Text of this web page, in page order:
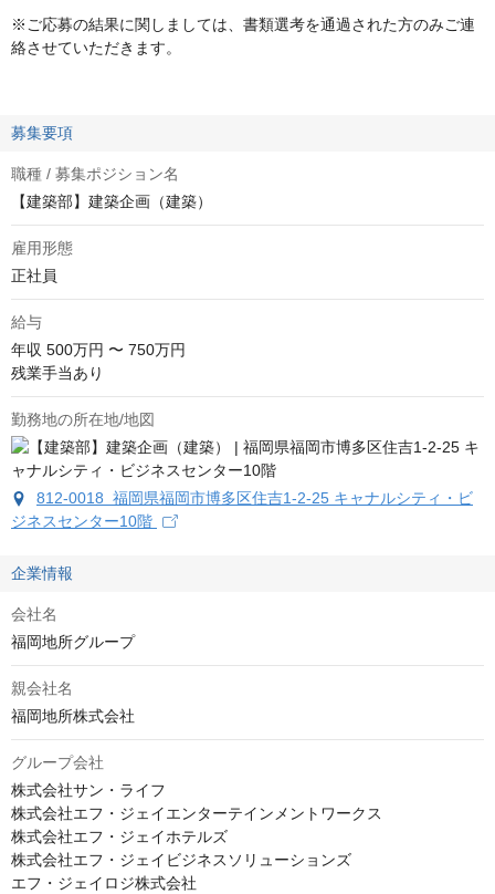
※ご応募の結果に関しましては、書類選考を通過された方のみご連
絡させていただきます。
募集要項
職種 / 募集ポジション名
【建築部】建築企画（建築）
雇用形態
正社員
給与
年収 500万円 〜 750万円
残業手当あり
勤務地の所在地/地図
812-0018 福岡県福岡市博多区住吉1-2-25 キャナルシティ・ビ
ジネスセンター10階
企業情報
会社名
福岡地所グループ
親会社名
福岡地所株式会社
グループ会社
株式会社サン・ライフ
株式会社エフ・ジェイエンターテインメントワークス
株式会社エフ・ジェイホテルズ
株式会社エフ・ジェイビジネスソリューションズ
エフ・ジェイロジ株式会社